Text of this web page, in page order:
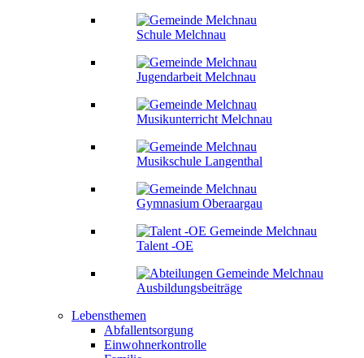
Schule Melchnau
Jugendarbeit Melchnau
Musikunterricht Melchnau
Musikschule Langenthal
Gymnasium Oberaargau
Talent -OE
Ausbildungsbeiträge
Lebensthemen
Abfallentsorgung
Einwohnerkontrolle